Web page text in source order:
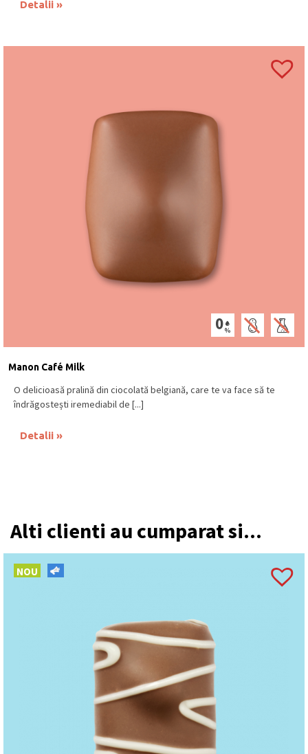
Detalii
Manon Café Milk
O delicioasă pralină din ciocolată belgiană, care te va face să te
îndrăgostești iremediabil de [...]
Detalii
Alti clienti au cumparat si...
NOU